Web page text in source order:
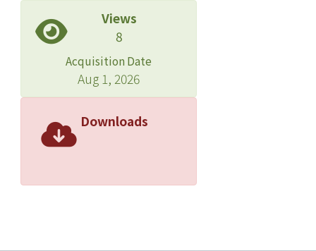
Views
8
Acquisition Date
Aug 1, 2026
Downloads